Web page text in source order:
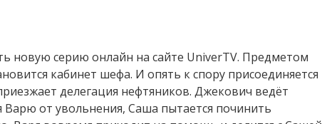
новую серию онлайн на сайте UniverTV. Предметом
кабинет шефа. И опять к спору присоединяется
делегация нефтяников. Джекович ведёт
от увольнения, Саша пытается починить